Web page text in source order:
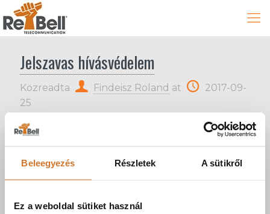
Beleegyezés Részletek A sütikről
Ez a weboldal sütiket használ
Jelszavas hívásvédelem
Közreadta Findeisz Roland at
2017-09-
25
Lehetőség van a hívás kezdeményezés
jelszavas védelemmel történő ellátására, hogy
munkavállalók / kollégák csak meghatározott